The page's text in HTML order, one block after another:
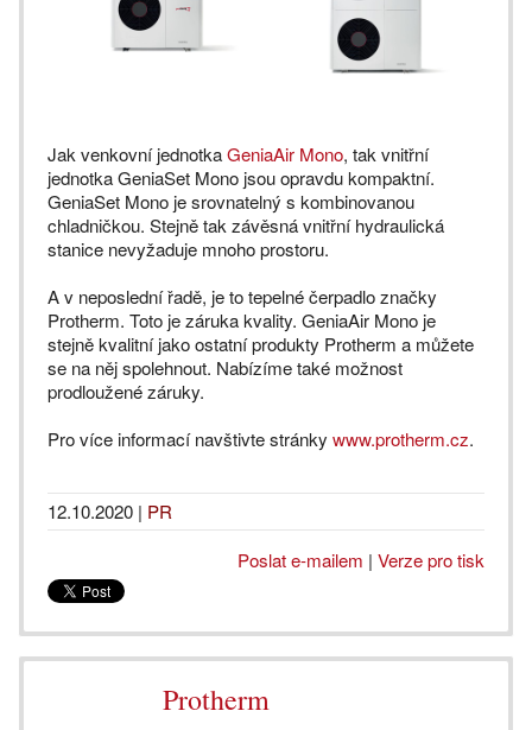
Jak venkovní jednotkaGeniaAir Mono, tak vnitřní
jednotka GeniaSet Mono jsou opravdu kompaktní.
GeniaSet Mono je srovnatelný s kombinovanou
chladničkou. Stejně tak závěsná vnitřní hydraulická
stanice nevyžaduje mnoho prostoru.
A v neposlední řadě, je to tepelné čerpadlo značky
Protherm. Toto je záruka kvality. GeniaAir Mono je
stejně kvalitní jako ostatní produkty Protherm a můžete
se na něj spolehnout. Nabízíme také možnost
prodloužené záruky.
Pro více informací navštivte stránky www.protherm.cz.
12.10.2020 | PR
Poslat e-mailem | Verze pro tisk
Protherm